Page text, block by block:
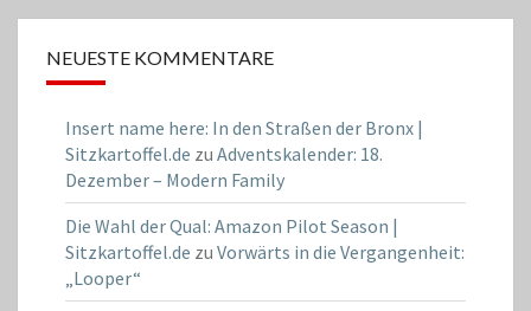
NEUESTE KOMMENTARE
Insert name here: In den Straßen der Bronx |
Sitzkartoffel.de zu Adventskalender: 18.
Dezember – Modern Family
Die Wahl der Qual: Amazon Pilot Season |
Sitzkartoffel.de zu Vorwärts in die Vergangenheit:
„Looper“